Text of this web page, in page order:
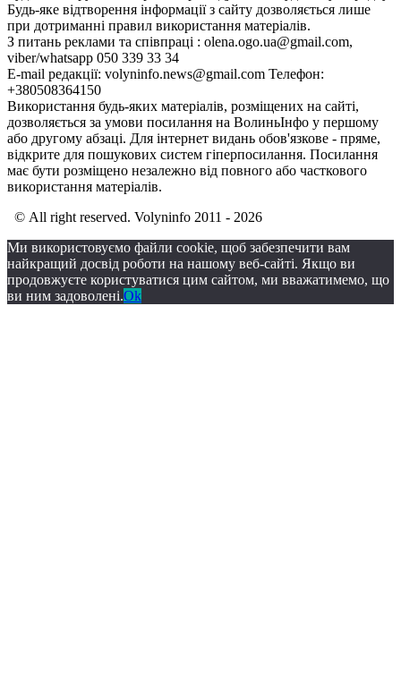
Будь-яке відтворення інформації з сайту дозволяється лише
при дотриманні правил використання матеріалів.
З питань реклами та співпраці : olena.ogo.ua@gmail.com,
viber/whatsapp 050 339 33 34
E-mail редакції: volyninfo.news@gmail.com Телефон:
+380508364150
Використання будь-яких матеріалів, розміщених на сайті,
дозволяється за умови посилання на ВолиньІнфо у першому
або другому абзаці. Для інтернет видань обов'язкове - пряме,
відкрите для пошукових систем гіперпосилання. Посилання
має бути розміщено незалежно від повного або часткового
використання матеріалів.
© All right reserved. Volyninfo 2011 - 2026
Ми використовуємо файли cookie, щоб забезпечити вам
найкращий досвід роботи на нашому веб-сайті. Якщо ви
продовжуєте користуватися цим сайтом, ми вважатимемо, що
ви ним задоволені.Ok